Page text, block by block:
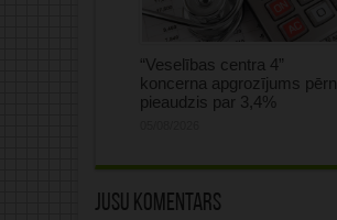
“Veselības centra 4”
koncerna apgrozījums pērn
pieaudzis par 3,4%
Jūsu komentārs